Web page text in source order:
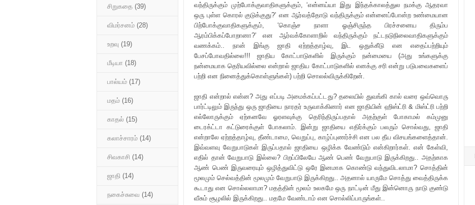
வந்திருக்கும் முற்போக்குவாதிகளுக்கும், ‘என்னய்யா இது இந்தக்காலத்துல நமக்கு ஆதரவா
ஒரு புள்ள கொரல் குடுக்குது?’ என ஆர்வத்தோடு வந்திருக்கும் என்னைப்போன்ற உண்மையான
பிற்போக்குவாதிகளுக்கும், ‘கொஞ்ச நாளா ஓஞ்சிருந்த பிரச்சனைய திரும்ப
ஆரம்பிக்கப்போறானா?’ என ஆர்வக்கோளாறில் வந்திருக்கும் நட்டநடுநிலைவாதிகளுக்கும்
வணக்கம்.. நான் இங்கு ஜாதி ஏற்றத்தாழ்வு, இட ஒதுக்கீடு என எதைப்பற்றியும்
பேசப்போவதில்லை!!! ஜாதிய கோட்பாடுகளில் இருக்கும் நன்மையை (அது உங்களுக்கு
நன்மையாக தெரியவில்லை என்றால் ஜாதிய கோட்பாடுகளில் எனக்கு சரி என்று படுபவைகளைப்
பற்றி என நினைத்துக்கொள்ளுங்கள்) பற்றி சொலல்விருக்கிறேன்.
ஜாதி என்றால் என்ன? அது எப்படி அமைக்கப்பட்டது? தலையில் துவங்கி கால் வரை ஒவ்வொரு
பார்ட்டிலும் இருந்து ஒரு ஜாதியை நாரதர் உருவாக்கினார் என ஜாதியின் ஹிஸ்ட்ரி & மிஸ்ட்ரி பற்றி
எல்லோருக்கும் ஏற்கனவே ஓரளவுக்கு தெரிந்திருப்பதால் அதற்குள் போகாமல் கம்முனு
டைரக்ட்டா கட்டுரைக்குள் போகலாம். இன்று ஜாதியை எதிர்க்கும் பலரும் சொல்வது, ஜாதி
என்றாலே ஏற்றத்தாழ்வு, தீண்டாமை, வெறுப்பு, காழ்ப்புணர்ச்சி என பல தீய விசயங்களைத்தான்.
இவ்வளவு வேறுபாடுகள் இருப்பதால் ஜாதியை ஒழிக்க வேண்டும் என்கிறார்கள். என் கேள்வி,
எதில் தான் வேறுபாடு இல்லை? பிறப்பிலேயே ஆண் பெண் வேறுபாடு இருக்கிறது.. அதற்காக
ஆண் பெண் இருவரையும் ஒழித்துவிட்டு ஒரே இனமாக கொண்டு வந்துவிடலாமா? சொத்தின்
மூலமும் செல்வத்தின் மூலமும் வேறுபாடு இருக்கிறது.. அதனால் யாருமே சொத்து வைத்திருக்க
கூடாது என சொல்லலாமா? மதத்தின் மூலம் உலகமே ஒரு நாட்டின் மீது இன்னொரு நாடு குண்டு
வீசும் சூழலில் இருக்கிறது.. மதமே வேண்டாம் என சொல்லிப்பாருங்கள்..
சிறுகதை (39)
விமர்சனம் (28)
உறவு (19)
மீடியா (18)
பால்யம் (17)
மதம் (16)
காதல் (15)
கலாச்சாரம் (14)
சிவகாசி (14)
ஜாதி (14)
நகைச்சுவை (14)